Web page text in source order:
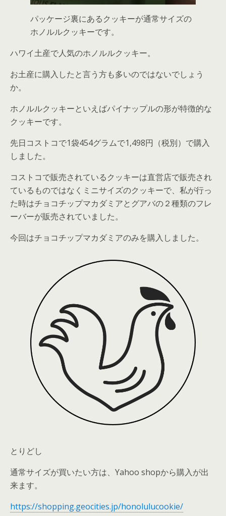
パッケージ裏にあるクッキーが通常サイズの
ホノルルクッキーです。
ハワイ土産で人気のホノルルクッキー。
お土産に購入したと言う方も多いのではないでしょう
か。
ホノルルクッキーといえばパイナップルの形が特徴的な
クッキーです。
先日コストコで1袋454グラムで1,498円（税別） で購入
しました。
コストコで販売されているクッキーは直営店で販売され
ているものではなくミニサイズのクッキーで、私が行っ
た時はチョコチップマカダミアとグアバの２種類のフレ
ーバーが販売されていました。
今回はチョコチップマカダミアのみを購入しました。
とりどし
通常サイズが買いたい方は、Yahoo shopから購入が出
来ます。
https://shopping.geocities.jp/honolulucookie/